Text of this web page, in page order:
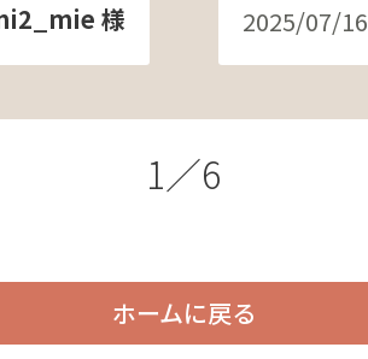
様
2025/07/16
1／6
ホームに戻る